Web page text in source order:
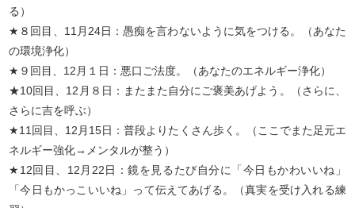
る）
★８回目、11月24日：愚痴を言わないように気をつける。（あなた
の環境浄化）
★９回目、12月１日：悪口ご法度。（あなたのエネルギー浄化）
★10回目、12月８日：またまた自分にご褒美あげよう。（さらに、
さらに吉を呼ぶ）
★11回目、12月15日：普段よりたくさん歩く。（ここでまた足元エ
ネルギー強化→メンタルが整う）
★12回目、12月22日：鏡を見るたび自分に「今日もかわいいね」
「今日もかっこいいね」って伝えてあげる。（真実を受け入れる練